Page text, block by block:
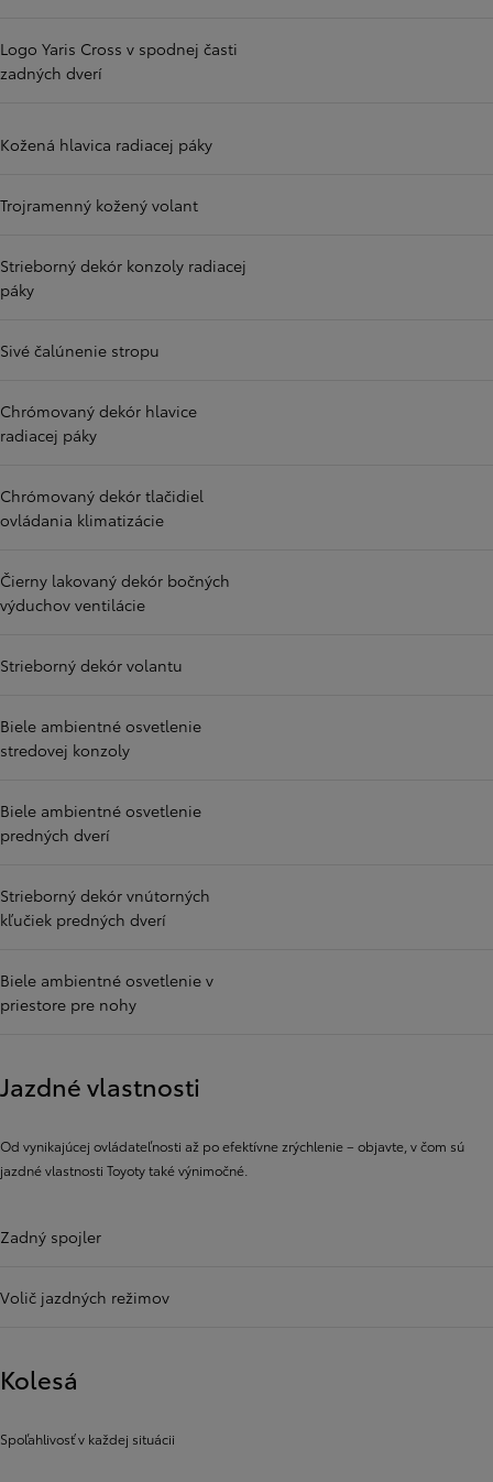
Logo Yaris Cross v spodnej časti
zadných dverí
Kožená hlavica radiacej páky
Trojramenný kožený volant
Strieborný dekór konzoly radiacej
páky
Sivé čalúnenie stropu
Chrómovaný dekór hlavice
radiacej páky
Chrómovaný dekór tlačidiel
ovládania klimatizácie
Čierny lakovaný dekór bočných
výduchov ventilácie
Strieborný dekór volantu
Biele ambientné osvetlenie
stredovej konzoly
Biele ambientné osvetlenie
predných dverí
Strieborný dekór vnútorných
kľučiek predných dverí
Biele ambientné osvetlenie v
priestore pre nohy
Jazdné vlastnosti
Od vynikajúcej ovládateľnosti až po efektívne zrýchlenie – objavte, v čom sú
jazdné vlastnosti Toyoty také výnimočné.
Zadný spojler
Volič jazdných režimov
Kolesá
Spoľahlivosť v každej situácii